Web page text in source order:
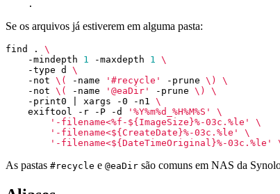
Se os arquivos já estiverem em alguma pasta:
find .
    -mindepth
1 -maxdepth 1
    -type d
    -not
\( -name '#recycle' -prune \)
    -not
\( -name '@eaDir' -prune \)
    -print0
xargs -0 -n1
    exiftool -r -P -d
'%Y%m%d_%H%M%S'
'-filename<%f-${ImageSize}%-03c.%le'
'-filename<${CreateDate}%-03c.%le'
'-filename<${DateTimeOriginal}%-03c.%le'
As pastas #recycle e @eaDir são comuns em NAS da